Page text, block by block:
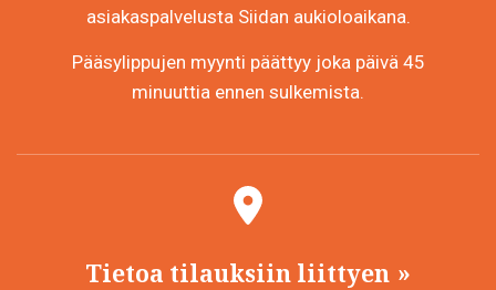
asiakaspalvelusta Siidan aukioloaikana.
Pääsylippujen myynti päättyy joka päivä 45
minuuttia ennen sulkemista.
Tietoa tilauksiin liittyen